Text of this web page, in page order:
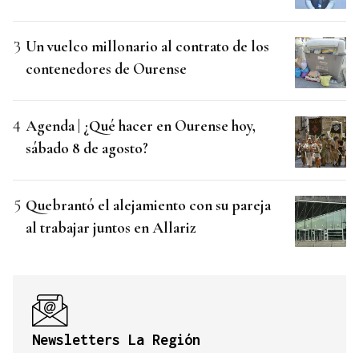
Un vuelco millonario al contrato de los
contenedores de Ourense
Agenda | ¿Qué hacer en Ourense hoy,
sábado 8 de agosto?
Quebrantó el alejamiento con su pareja
al trabajar juntos en Allariz
Newsletters La Región